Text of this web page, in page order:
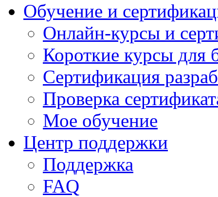
Обучение и
Онлайн-курсы и
Короткие курсы для
Сертификация
Проверка
Мое обучение
Центр поддержки
Поддержка
FAQ